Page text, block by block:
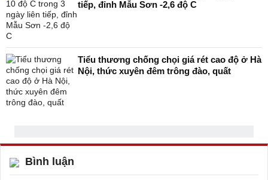
tiếp, đỉnh Mẫu Sơn -2,6 độ C
Tiểu thương chống chọi giá rét cao độ ở Hà
Nội, thức xuyên đêm trông đào, quất
Bình luận